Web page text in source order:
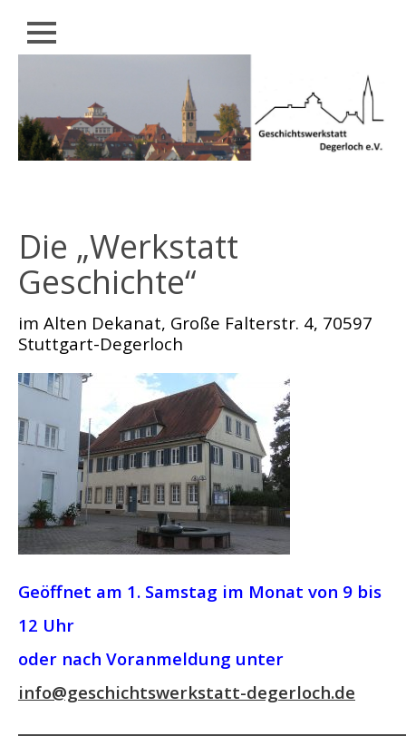
Schließen
ÜBER
UNS
UND
GESCHICHTE
HISTORISCHER
RUNDGANG
RÜCKBLICK
BAUERNKRIEG
IMPRESSUM
DATENSCHUTZ
Die „Werkstatt
Geschichte“
im Alten Dekanat, Große Falterstr. 4, 70597
Stuttgart-Degerloch
Geöffnet am 1. Samstag im Monat von 9 bis
12 Uhr
oder nach Voranmeldung unter
info@geschichtswerkstatt-degerloch.de